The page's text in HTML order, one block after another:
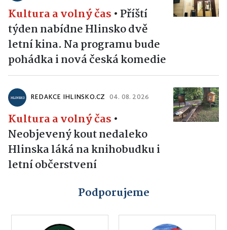
Kultura a volný čas • Příští
týden nabídne Hlinsko dvě
letní kina. Na programu bude
pohádka i nová česká komedie
REDAKCE IHLINSKO.CZ 04. 08. 2026
Kultura a volný čas •
Neobjevený kout nedaleko
Hlinska láká na knihobudku i
letní občerstvení
Podporujeme